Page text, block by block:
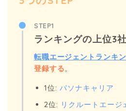
STEP1
ランキングの上位3
転職エージェントランキ
登録する。
1位:パソナキャリア
2位: リクルートエージ